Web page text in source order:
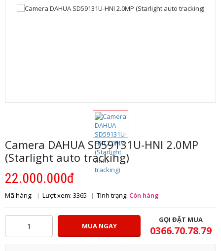
Camera DAHUA SD59131U-HNI 2.0MP
(Starlight auto tracking)
22.000.000đ
Mã hàng: Lượt xem: 3365 Tình trạng: Còn hàng
MUA NGAY
GỌI ĐẶT MUA
0366.70.78.79